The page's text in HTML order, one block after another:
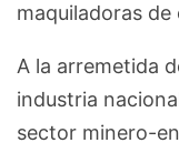
maquiladoras
A la arremetida
industria
sector minero-